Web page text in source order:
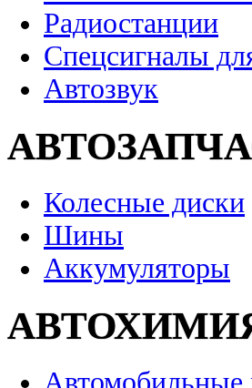
Радиостанции
Спецсигналы
Автозвук
Колесные диски
Шины
Аккумуляторы